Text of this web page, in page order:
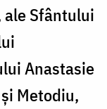
Sfântului
Anastasie
Metodiu,